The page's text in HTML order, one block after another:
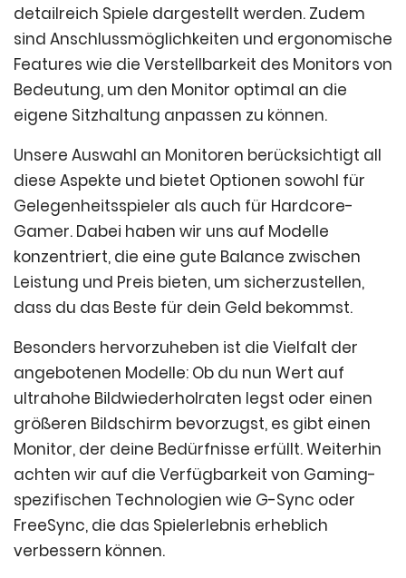
detailreich Spiele dargestellt werden. Zudem
sind Anschlussmöglichkeiten und ergonomische
Features wie die Verstellbarkeit des Monitors von
Bedeutung, um den Monitor optimal an die
eigene Sitzhaltung anpassen zu können.
Unsere Auswahl an Monitoren berücksichtigt all
diese Aspekte und bietet Optionen sowohl für
Gelegenheitsspieler als auch für Hardcore-
Gamer. Dabei haben wir uns auf Modelle
konzentriert, die eine gute Balance zwischen
Leistung und Preis bieten, um sicherzustellen,
dass du das Beste für dein Geld bekommst.
Besonders hervorzuheben ist die Vielfalt der
angebotenen Modelle: Ob du nun Wert auf
ultrahohe Bildwiederholraten legst oder einen
größeren Bildschirm bevorzugst, es gibt einen
Monitor, der deine Bedürfnisse erfüllt. Weiterhin
achten wir auf die Verfügbarkeit von Gaming-
spezifischen Technologien wie G-Sync oder
FreeSync, die das Spielerlebnis erheblich
verbessern können.